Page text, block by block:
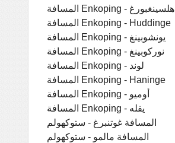
المسافة Enkoping - هلسينغبورغ
المسافة Enkoping - Huddinge
المسافة Enkoping - يونشوبينغ
المسافة Enkoping - نوركوبينغ
المسافة Enkoping - لوند
المسافة Enkoping - Haninge
المسافة Enkoping - أوميو
المسافة Enkoping - يفله
المسافة غوتنبرغ - ستوكهولم
المسافة مالمو - ستوكهولم